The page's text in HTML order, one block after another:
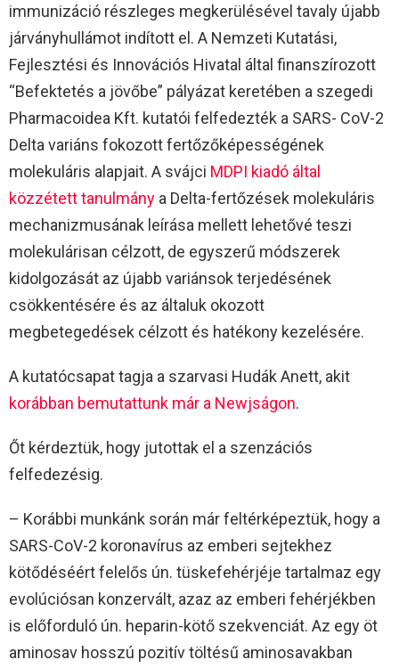
immunizáció részleges megkerülésével tavaly újabb
járványhullámot indított el. A Nemzeti Kutatási,
Fejlesztési és Innovációs Hivatal által finanszírozott
“Befektetés a jövőbe” pályázat keretében a szegedi
Pharmacoidea Kft. kutatói felfedezték a SARS- CoV-2
Delta variáns fokozott fertőzőképességének
molekuláris alapjait. A svájci MDPI kiadó által
közzétett tanulmány a Delta-fertőzések molekuláris
mechanizmusának leírása mellett lehetővé teszi
molekulárisan célzott, de egyszerű módszerek
kidolgozását az újabb variánsok terjedésének
csökkentésére és az általuk okozott
megbetegedések célzott és hatékony kezelésére.
A kutatócsapat tagja a szarvasi Hudák Anett, akit
korábban bemutattunk már a Newjságon.
Őt kérdeztük, hogy jutottak el a szenzációs
felfedezésig.
– Korábbi munkánk során már feltérképeztük, hogy a
SARS-CoV-2 koronavírus az emberi sejtekhez
kötődéséért felelős ún. tüskefehérjéje tartalmaz egy
evolúciósan konzervált, azaz az emberi fehérjékben
is előforduló ún. heparin-kötő szekvenciát. Az egy öt
aminosav hosszú pozitív töltésű aminosavakban